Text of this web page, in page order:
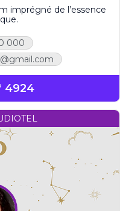
imprégné de l’essence
000
4924